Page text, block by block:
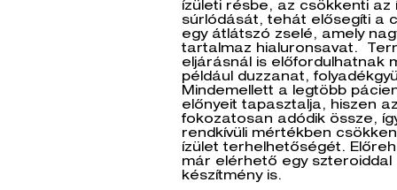
ízületi résbe, az csökkenti az
súrlódását, tehát elősegíti a
egy átlátszó zselé, amely
tartalmaz hialuronsavat.
eljárásnál is előfordulhatnak
például duzzanat,
Mindemellett a legtöbb
előnyeit tapasztalja, hiszen
fokozatosan adódik össze,
rendkívüli mértékben
ízület terhelhetőségét.
már elérhető egy szteroiddal
készítmény is.